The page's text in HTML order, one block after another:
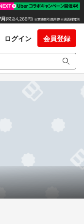
ログイン 会員登録